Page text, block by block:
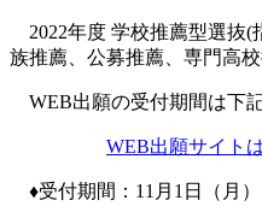
2022年度 学校推薦型選抜(
族推薦、公募推薦、専門高
WEB出願の受付期間は下
WEB出願サイト
♦受付期間：11月1日（月）